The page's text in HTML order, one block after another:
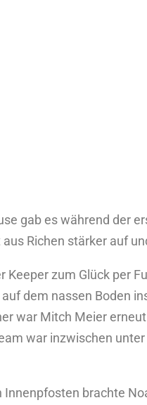
gab es während der
Richen stärker auf
zum Glück per
dem nassen Boden
war Mitch Meier
war inzwischen
brachte